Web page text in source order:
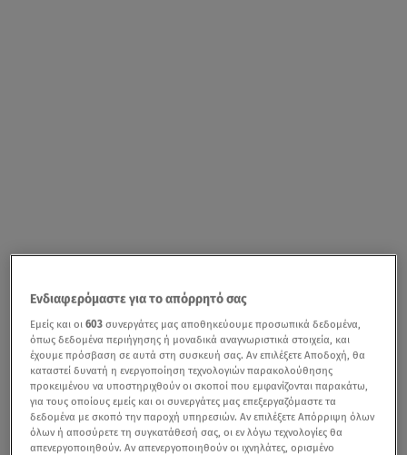
Ενδιαφερόμαστε για το απόρρητό σας
Εμείς και οι603 συνεργάτες μας αποθηκεύουμε προσωπικά δεδομένα,
όπως δεδομένα περιήγησης ή μοναδικά αναγνωριστικά στοιχεία, και
έχουμε πρόσβαση σε αυτά στη συσκευή σας. Αν επιλέξετε Αποδοχή, θα
καταστεί δυνατή η ενεργοποίηση τεχνολογιών παρακολούθησης
προκειμένου να υποστηριχθούν οι σκοποί που εμφανίζονται παρακάτω,
για τους οποίους εμείς και οι συνεργάτες μας επεξεργαζόμαστε τα
δεδομένα με σκοπό την παροχή υπηρεσιών. Αν επιλέξετε Απόρριψη όλων
όλων ή αποσύρετε τη συγκατάθεσή σας, οι εν λόγω τεχνολογίες θα
απενεργοποιηθούν. Αν απενεργοποιηθούν οι ιχνηλάτες, ορισμένο